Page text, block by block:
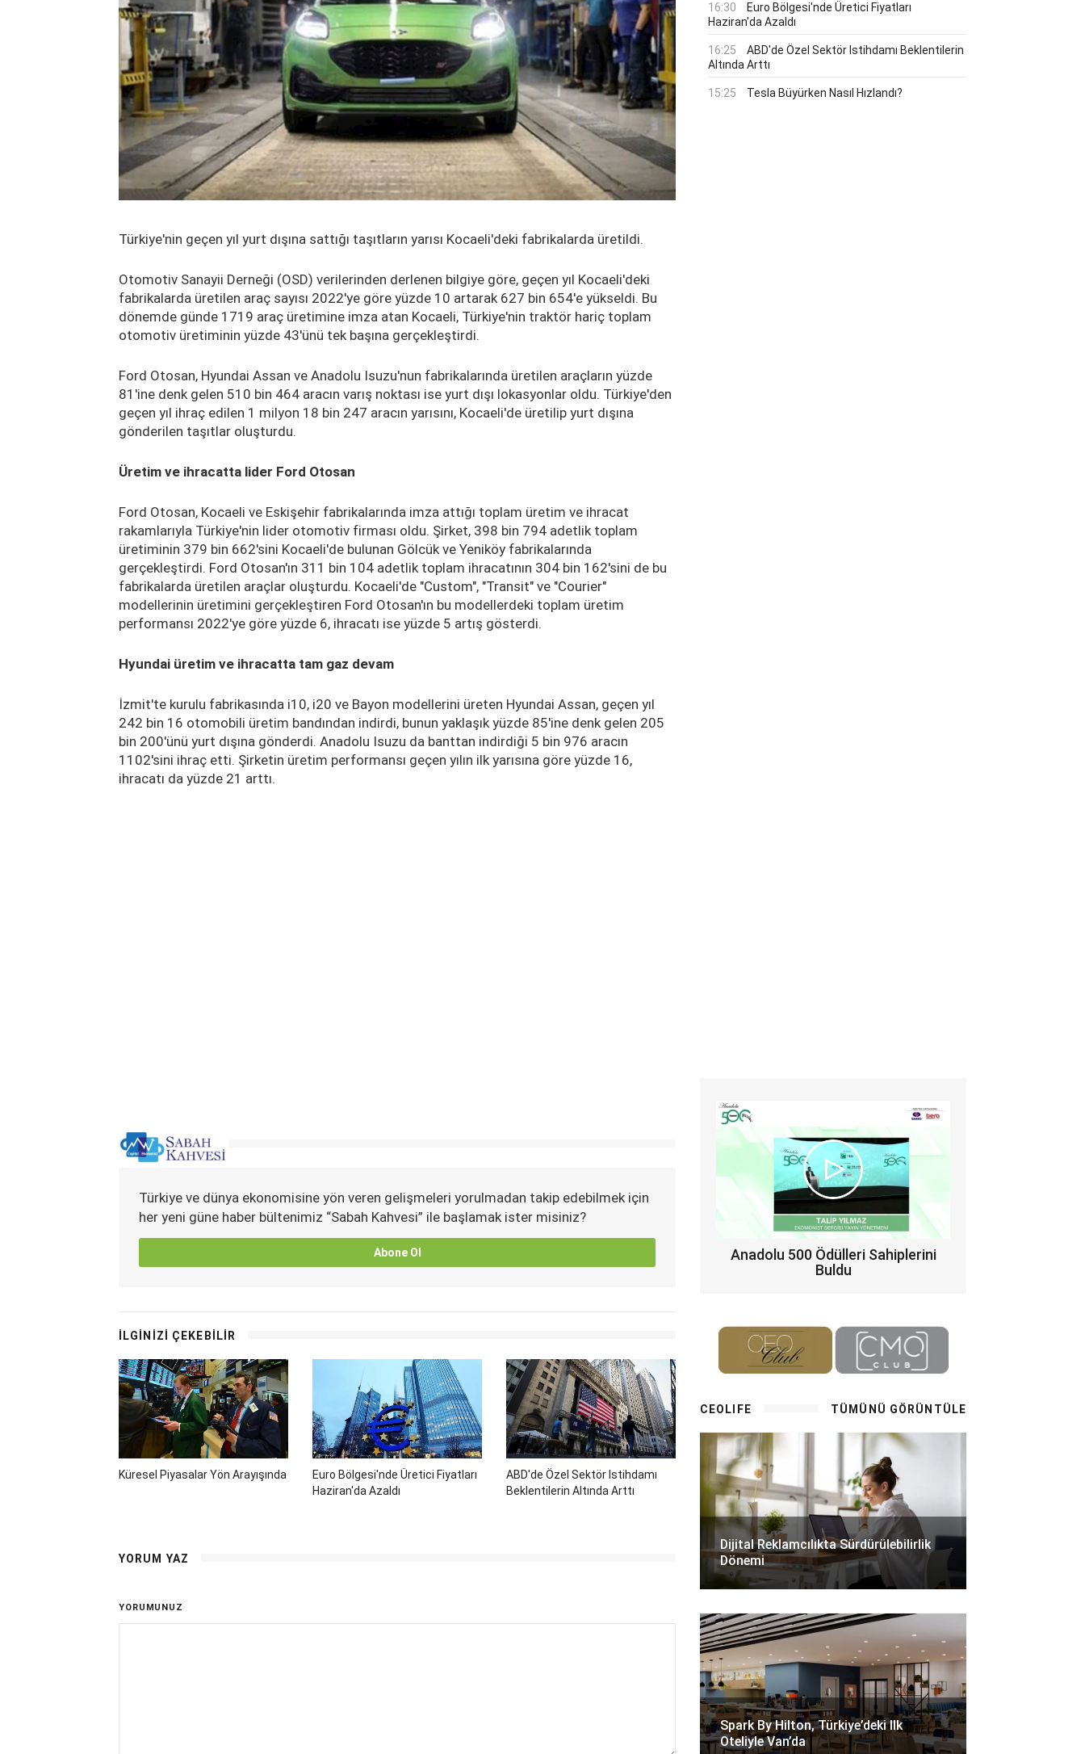
Türkiye'nin geçen yıl yurt dışına sattığı taşıtların yarısı Kocaeli'deki fabrikalarda üretildi.
Otomotiv Sanayii Derneği (OSD) verilerinden derlenen bilgiye göre, geçen yıl Kocaeli'deki
fabrikalarda üretilen araç sayısı 2022'ye göre yüzde 10 artarak 627 bin 654'e yükseldi. Bu
dönemde günde 1719 araç üretimine imza atan Kocaeli, Türkiye'nin traktör hariç toplam
otomotiv üretiminin yüzde 43'ünü tek başına gerçekleştirdi.
Ford Otosan, Hyundai Assan ve Anadolu Isuzu'nun fabrikalarında üretilen araçların yüzde
81'ine denk gelen 510 bin 464 aracın varış noktası ise yurt dışı lokasyonlar oldu. Türkiye'den
geçen yıl ihraç edilen 1 milyon 18 bin 247 aracın yarısını, Kocaeli'de üretilip yurt dışına
gönderilen taşıtlar oluşturdu.
Üretim ve ihracatta lider Ford Otosan
Ford Otosan, Kocaeli ve Eskişehir fabrikalarında imza attığı toplam üretim ve ihracat
rakamlarıyla Türkiye'nin lider otomotiv firması oldu. Şirket, 398 bin 794 adetlik toplam
üretiminin 379 bin 662'sini Kocaeli'de bulunan Gölcük ve Yeniköy fabrikalarında
gerçekleştirdi. Ford Otosan'ın 311 bin 104 adetlik toplam ihracatının 304 bin 162'sini de bu
fabrikalarda üretilen araçlar oluşturdu. Kocaeli'de "Custom", "Transit" ve "Courier"
modellerinin üretimini gerçekleştiren Ford Otosan'ın bu modellerdeki toplam üretim
performansı 2022'ye göre yüzde 6, ihracatı ise yüzde 5 artış gösterdi.
Hyundai üretim ve ihracatta tam gaz devam
İzmit'te kurulu fabrikasında i10, i20 ve Bayon modellerini üreten Hyundai Assan, geçen yıl
242 bin 16 otomobili üretim bandından indirdi, bunun yaklaşık yüzde 85'ine denk gelen 205
bin 200'ünü yurt dışına gönderdi. Anadolu Isuzu da banttan indirdiği 5 bin 976 aracın
1102'sini ihraç etti. Şirketin üretim performansı geçen yılın ilk yarısına göre yüzde 16,
ihracatı da yüzde 21 arttı.
Türkiye ve dünya ekonomisine yön veren gelişmeleri yorulmadan takip edebilmek için
her yeni güne haber bültenimiz “Sabah Kahvesi” ile başlamak ister misiniz?
Abone Ol
İLGİNİZİ ÇEKEBİLİR
Küresel Piyasalar Yön Arayışında
Euro Bölgesi'nde Üretici Fiyatları
Haziran'da Azaldı
ABD'de Özel Sektör Istihdamı
Beklentilerin Altında Arttı
YORUM YAZ
YORUMUNUZ
16:30
Euro Bölgesi'nde Üretici Fiyatları
Haziran'da Azaldı
16:25
ABD'de Özel Sektör Istihdamı Beklentilerin
Altında Arttı
15:25 Tesla Büyürken Nasıl Hızlandı?
Anadolu 500 Ödülleri Sahiplerini
Buldu
CEOLIFE TÜMÜNÜ GÖRÜNTÜLE
Dijital Reklamcılıkta Sürdürülebilirlik
Dönemi
Spark By Hilton, Türkiye’deki Ilk
Oteliyle Van’da